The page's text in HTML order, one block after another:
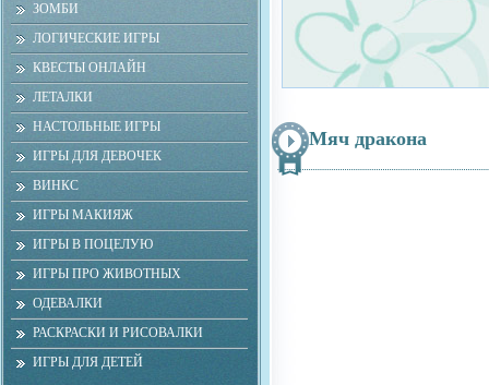
ЗОМБИ
ЛОГИЧЕСКИЕ ИГРЫ
КВЕСТЫ ОНЛАЙН
ЛЕТАЛКИ
НАСТОЛЬНЫЕ ИГРЫ
ИГРЫ ДЛЯ ДЕВОЧЕК
ВИНКС
ИГРЫ МАКИЯЖ
ИГРЫ В ПОЦЕЛУЮ
ИГРЫ ПРО ЖИВОТНЫХ
ОДЕВАЛКИ
РАСКРАСКИ И РИСОВАЛКИ
ИГРЫ ДЛЯ ДЕТЕЙ
Мяч дракона